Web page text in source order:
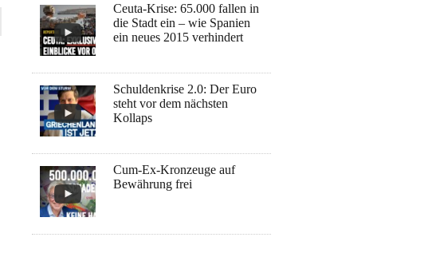
Ceuta-Krise: 65.000 fallen in
die Stadt ein – wie Spanien
ein neues 2015 verhindert
Schuldenkrise 2.0: Der Euro
steht vor dem nächsten
Kollaps
Cum-Ex-Kronzeuge auf
Bewährung frei